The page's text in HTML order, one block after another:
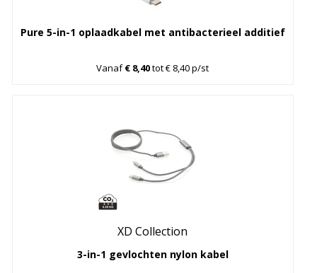
Pure 5-in-1 oplaadkabel met antibacterieel additief
Vanaf€ 8,40tot € 8,40 p/st
XD Collection
3-in-1 gevlochten nylon kabel